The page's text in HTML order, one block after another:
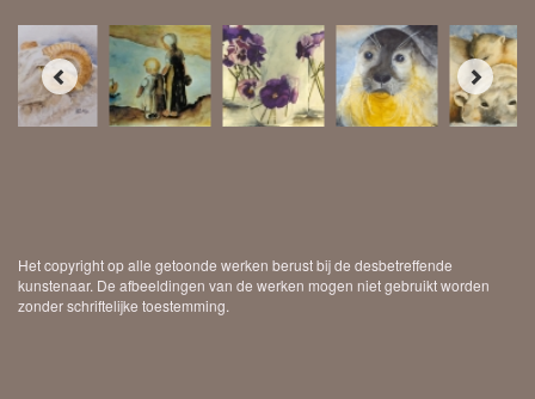
Het copyright op alle getoonde werken berust bij de desbetreffende
kunstenaar. De afbeeldingen van de werken mogen niet gebruikt worden
zonder schriftelijke toestemming.